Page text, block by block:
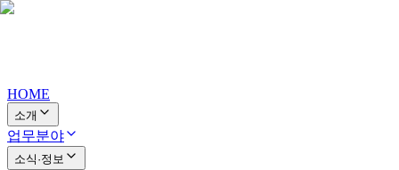
HOME
소개
업무분야
소식·정보